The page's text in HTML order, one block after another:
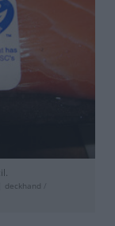
deckhand